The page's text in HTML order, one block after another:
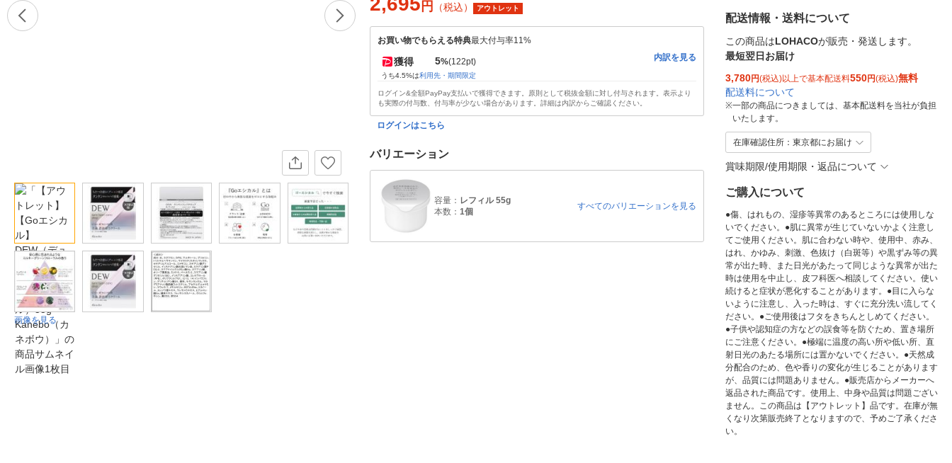
画像を見る
円 （税込） アウトレット
お買い物でもらえる特典最大付与率11%
獲得 5%(122pt)
うち4.5%は利用先・期間限定
内訳を見る
ログイン&全額PayPay支払いで獲得できます。原則として税抜金額に対し付与されます。表示より
も実際の付与数、付与率が少ない場合があります。詳細は内訳からご確認ください。
ログインはこちら
バリエーション
容量： レフィル 55g
本数： 1個
すべてのバリエーションを見る
配送情報・送料について
この商品はLOHACOが販売・発送します。
最短翌日お届け
3,780円(税込)以上で基本配送料550円(税込)無料
配送料について
※一部の商品につきましては、基本配送料を当社が負担
いたします。
在庫確認住所：東京都にお届け
賞味期限/使用期限・返品について
ご購入について
●傷、はれもの、湿疹等異常のあるところには使用しな
いでください。●肌に異常が生じていないかよく注意し
てご使用ください。肌に合わない時や、使用中、赤み、
はれ、かゆみ、刺激、色抜け（白斑等）や黒ずみ等の異
常が出た時、また日光があたって同じような異常が出た
時は使用を中止し、皮フ科医へ相談してください。使い
続けると症状が悪化することがあります。●目に入らな
いように注意し、入った時は、すぐに充分洗い流してく
ださい。●ご使用後はフタをきちんとしめてください。
●子供や認知症の方などの誤食等を防ぐため、置き場所
にご注意ください。●極端に温度の高い所や低い所、直
射日光のあたる場所には置かないでください。●天然成
分配合のため、色や香りの変化が生じることがあります
が、品質には問題ありません。●販売店からメーカーへ
返品された商品です。使用上、中身や品質は問題ござい
ません。この商品は【アウトレット】品です。在庫が無
くなり次第販売終了となりますので、予めご了承くださ
い。